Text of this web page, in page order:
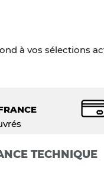
à vos sélections
TECHNIQUE